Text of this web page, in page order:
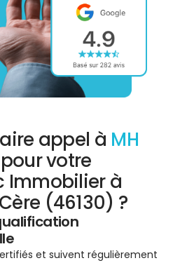
appel à MH
pour votre
Immobilier à
(46130) ?
et suivent régulièrement